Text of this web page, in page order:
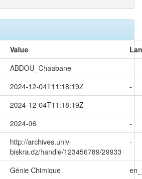
Value
ABDOU_Chaabane
-
2024-12-04T11:18:19Z
-
2024-12-04T11:18:19Z
-
2024-06
-
http://archives.univ-
biskra.dz/handle/123456789/29933
-
Génie Chimique